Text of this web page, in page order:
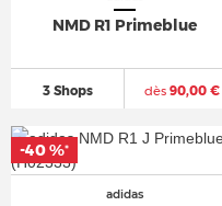
NMD R1 Primeblue
3 Shops dès90,00 €
adidas
-40 %*